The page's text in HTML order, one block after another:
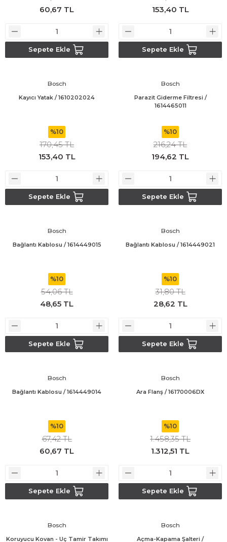
Bosch GWS 18V-15 C
Bosch Pro Pruner
60,67 TL
Sepete Ekle
153,40 TL
Sepete Ekle
Bosch
Kayıcı Yatak / 1610202024
%10
170,45 TL
153,40 TL
Sepete Ekle
Bosch
Parazit Giderme Filtresi /
1614465011
%10
216,24 TL
194,62 TL
Sepete Ekle
Bosch
Bağlantı Kablosu / 1614449015
%10
54,06 TL
48,65 TL
Sepete Ekle
Bosch
Bağlantı Kablosu / 1614449021
%10
31,80 TL
28,62 TL
Sepete Ekle
Bosch
Bağlantı Kablosu / 1614449014
%10
67,42 TL
60,67 TL
Sepete Ekle
Bosch
Ara Flanş / 16170006DX
%10
1.458,35 TL
1.312,51 TL
Sepete Ekle
Bosch
Koruyucu Kovan - Uç Tamir Takımı
Bosch
Açma-Kapama Şalteri /